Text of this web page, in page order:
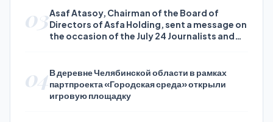
03Asaf Atasoy, Chairman of the Board of
Directors of Asfa Holding, sent a message on
the occasion of the July 24 Journalists and
04В деревне Челябинской области в рамках
партпроекта «Городская среда» открыли
игровую площадку